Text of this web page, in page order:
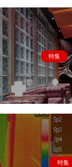
特集
特集